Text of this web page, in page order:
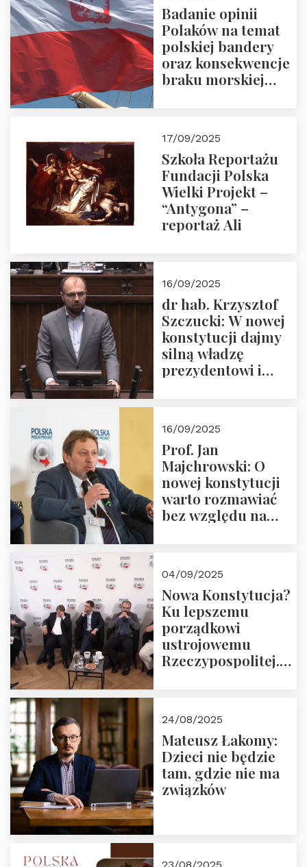
Badanie opinii
Polaków na temat
polskiej bandery
oraz konsekwencje
braku morskiej
17/09/2025
Szkoła Reportażu
Fundacji Polska
Wielki Projekt –
“Antygona” –
reportaż Ali
16/09/2025
dr hab. Krzysztof
Szczucki: W nowej
konstytucji dajmy
silną władzę
prezydentowi i
16/09/2025
Prof. Jan
Majchrowski: O
nowej konstytucji
warto rozmawiać
bez względu na
04/09/2025
Nowa Konstytucja?
Ku lepszemu
porządkowi
ustrojowemu
Rzeczypospolitej.
24/08/2025
Mateusz Łakomy:
Dzieci nie będzie
tam, gdzie nie ma
związków
23/08/2025